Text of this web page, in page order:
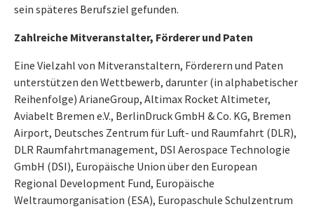
sein späteres Berufsziel gefunden.
Zahlreiche Mitveranstalter, Förderer und Paten
Eine Vielzahl von Mitveranstaltern, Förderern und Paten
unterstützen den Wettbewerb, darunter (in alphabetischer
Reihenfolge) ArianeGroup, Altimax Rocket Altimeter,
Aviabelt Bremen e.V., BerlinDruck GmbH & Co. KG, Bremen
Airport, Deutsches Zentrum für Luft- und Raumfahrt (DLR),
DLR Raumfahrtmanagement, DSI Aerospace Technologie
GmbH (DSI), Europäische Union über den European
Regional Development Fund, Europäische
Weltraumorganisation (ESA), Europaschule Schulzentrum